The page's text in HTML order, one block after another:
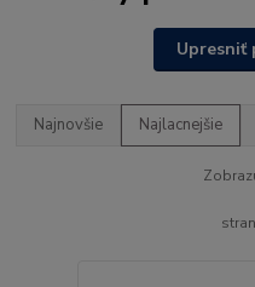
Upresniť
Najnovšie Najlacnejšie